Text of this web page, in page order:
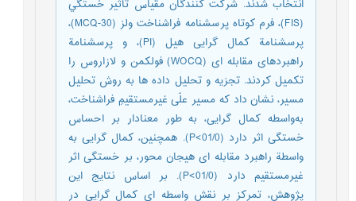
انتخاب شدند. شرکت کنندگان مقیاس تأثیر خستگي
(FIS)، فرم کوتاه پرسشنامه فراشناخت ولز (MCQ-30)،
پرسشنامة کمال گرایی هیل (PI)، و پرسشنامة
راهبردهای مقابله ای (WOCQ) فولکمن و لازاروس را
تکمیل کردند. تجزیه و تحلیل داده ها به روش تحلیل
مسیر، نشان داد که مسیر علّی غیرمستقیمِ فراشناخت،
به‌واسطه کمال گرایی، به طور معنادار بر احساس
خستگی اثر دارد (01/0>P). همچنین، کمال گرایی به
واسطة راهبرد مقابله ای هیجان محور، بر خستگی اثر
غیرمستقیم دارد (01/0>P). بر اساس نتایج این
پژوهش، تمرکز بر نقش واسطه ای کمال گرایی در